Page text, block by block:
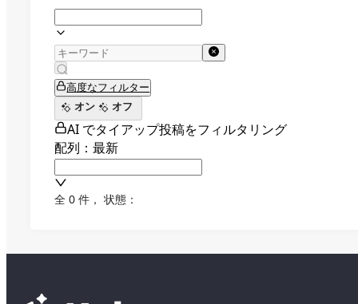
高度なフィルター
オン
オフ
AI でタイアップ投稿をフィルタリング
配列：最新
全 0 件 ， 状態：